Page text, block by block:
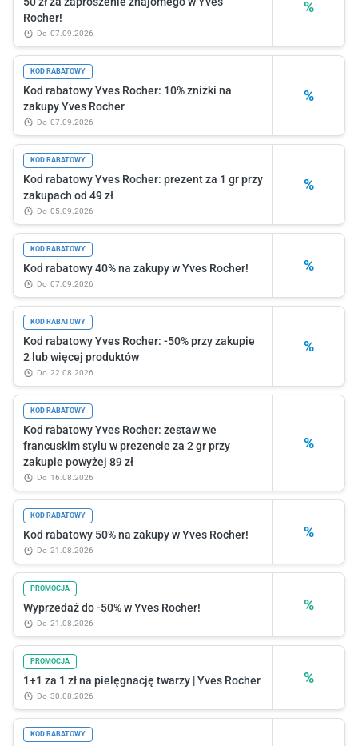
%
Rocher!
do 07.09.2026
%
KOD RABATOWY
Kod rabatowy Yves Rocher: 10% zniżki na
zakupy Yves Rocher
do 07.09.2026
%
KOD RABATOWY
Kod rabatowy Yves Rocher: prezent za 1 gr przy
zakupach od 49 zł
do 05.09.2026
%
KOD RABATOWY
Kod rabatowy 40% na zakupy w Yves Rocher!
do 07.09.2026
%
KOD RABATOWY
Kod rabatowy Yves Rocher: -50% przy zakupie
2 lub więcej produktów
do 22.08.2026
%
KOD RABATOWY
Kod rabatowy Yves Rocher: zestaw we
francuskim stylu w prezencie za 2 gr przy
zakupie powyżej 89 zł
do 16.08.2026
%
KOD RABATOWY
Kod rabatowy 50% na zakupy w Yves Rocher!
do 21.08.2026
%
PROMOCJA
Wyprzedaż do -50% w Yves Rocher!
do 21.08.2026
%
PROMOCJA
1+1 za 1 zł na pielęgnację twarzy | Yves Rocher
do 30.08.2026
KOD RABATOWY